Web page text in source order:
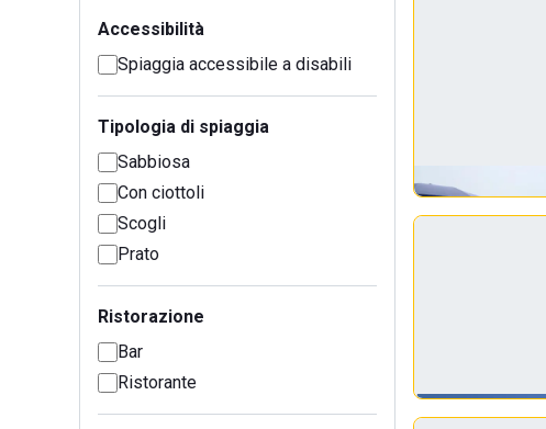
Accessibilità
Spiaggia accessibile a disabili
Tipologia di spiaggia
Sabbiosa
Con ciottoli
Scogli
Prato
Ristorazione
Bar
Ristorante